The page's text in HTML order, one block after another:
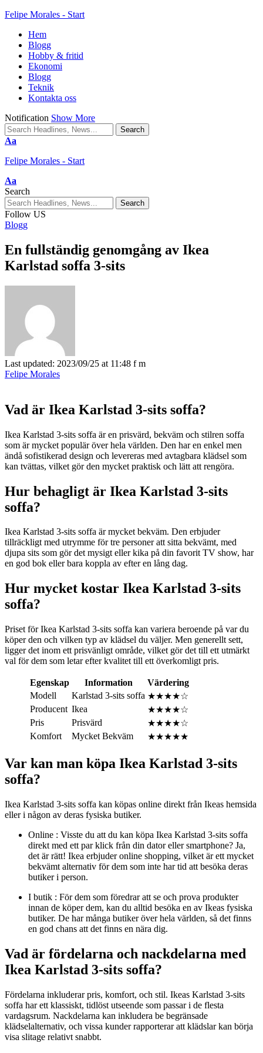
Felipe Morales - Start
Hem
Blogg
Hobby & fritid
Ekonomi
Blogg
Teknik
Kontakta oss
Notification Show More
Aa
Felipe Morales - Start
Aa
Search
Follow US
Blogg
En fullständig genomgång av Ikea
Karlstad soffa 3-sits
Last updated: 2023/09/25 at 11:48 f m
Felipe Morales
Vad är Ikea Karlstad 3-sits soffa?
Ikea Karlstad 3-sits soffa är en prisvärd, bekväm och stilren soffa
som är mycket populär över hela världen. Den har en enkel men
ändå sofistikerad design och levereras med avtagbara klädsel som
kan tvättas, vilket gör den mycket praktisk och lätt att rengöra.
Hur behagligt är Ikea Karlstad 3-sits
soffa?
Ikea Karlstad 3-sits soffa är mycket bekväm. Den erbjuder
tillräckligt med utrymme för tre personer att sitta bekvämt, med
djupa sits som gör det mysigt eller kika på din favorit TV show, har
en god bok eller bara koppla av efter en lång dag.
Hur mycket kostar Ikea Karlstad 3-sits
soffa?
Priset för Ikea Karlstad 3-sits soffa kan variera beroende på var du
köper den och vilken typ av klädsel du väljer. Men generellt sett,
ligger det inom ett prisvänligt område, vilket gör det till ett utmärkt
val för dem som letar efter kvalitet till ett överkomligt pris.
Egenskap Information
Värdering
Modell
Karlstad 3-sits soffa ★★★★☆
Producent Ikea
★★★★☆
Pris
Prisvärd
★★★★☆
Komfort
Mycket Bekväm ★★★★★
Var kan man köpa Ikea Karlstad 3-sits
soffa?
Ikea Karlstad 3-sits soffa kan köpas online direkt från Ikeas hemsida
eller i någon av deras fysiska butiker.
Online : Visste du att du kan köpa Ikea Karlstad 3-sits soffa
direkt med ett par klick från din dator eller smartphone? Ja,
det är rätt! Ikea erbjuder online shopping, vilket är ett mycket
bekvämt alternativ för dem som inte har tid att besöka deras
butiker i person.
I butik : För dem som föredrar att se och prova produkter
innan de köper dem, kan du alltid besöka en av Ikeas fysiska
butiker. De har många butiker över hela världen, så det finns
en god chans att det finns en nära dig.
Vad är fördelarna och nackdelarna med
Ikea Karlstad 3-sits soffa?
Fördelarna inkluderar pris, komfort, och stil. Ikeas Karlstad 3-sits
soffa har ett klassiskt, tidlöst utseende som passar i de flesta
vardagsrum. Nackdelarna kan inkludera be begränsade
klädselalternativ, och vissa kunder rapporterar att klädslar kan börja
visa slitage relativt snabbt.